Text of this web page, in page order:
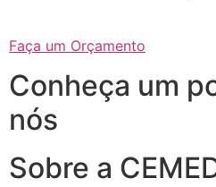
Faça um Orçamento
Conheça um
nós
Sobre a